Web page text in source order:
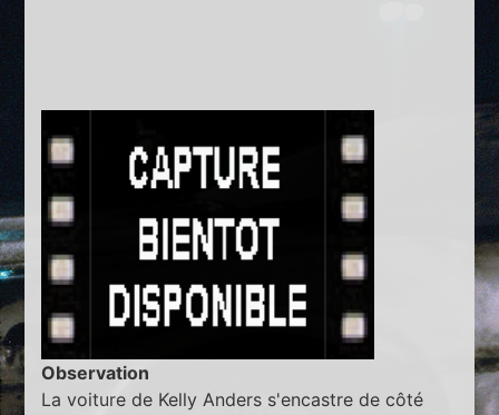
Observation
La voiture de Kelly Anders s'encastre de côté